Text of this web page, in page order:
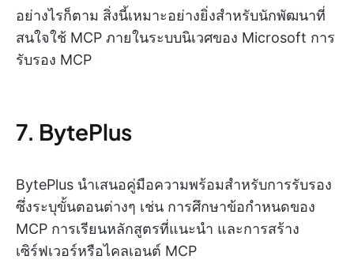
อย่างไรก็ตาม สิ่งนี้เหมาะอย่างยิ่งสำหรับนักพัฒนาที่
สนใจใช้ MCP ภายในระบบนิเวศของ Microsoft การ
รับรอง MCP
7. BytePlus
BytePlus นำเสนอคู่มือความพร้อมสำหรับการรับรอง
ซึ่งระบุขั้นตอนต่างๆ เช่น การศึกษาข้อกำหนดของ
MCP การเรียนหลักสูตรที่แนะนำ และการสร้าง
เซิร์ฟเวอร์หรือไคลเอนต์ MCP